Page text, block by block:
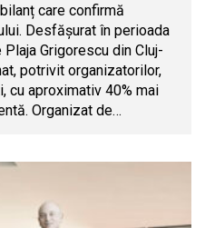
care confirmă
Desfășurat în perioada
Grigorescu din Cluj-
potrivit organizatorilor,
cu aproximativ 40% mai
Organizat de…